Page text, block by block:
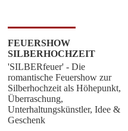
FEUERSHOW
SILBERHOCHZEIT
'SILBERfeuer' - Die
romantische Feuershow zur
Silberhochzeit als Höhepunkt,
Überraschung,
Unterhaltungskünstler, Idee &
Geschenk